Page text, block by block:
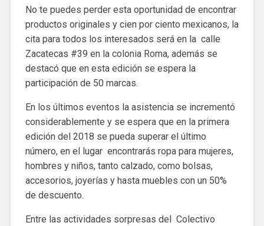
No te puedes perder esta oportunidad de encontrar
productos originales y cien por ciento mexicanos, la
cita para todos los interesados será en la calle
Zacatecas #39 en la colonia Roma, además se
destacó que en esta edición se espera la
participación de 50 marcas.
En los últimos eventos la asistencia se incrementó
considerablemente y se espera que en la primera
edición del 2018 se pueda superar el último
número, en el lugar encontrarás ropa para mujeres,
hombres y niños, tanto calzado, como bolsas,
accesorios, joyerías y hasta muebles con un 50%
de descuento.
Entre las actividades sorpresas del Colectivo